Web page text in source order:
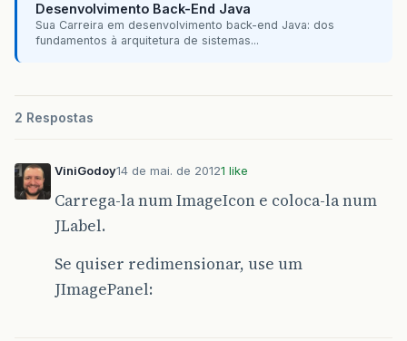
Desenvolvimento Back-End Java
Sua Carreira em desenvolvimento back-end Java: dos
fundamentos à arquitetura de sistemas...
2 Respostas
ViniGodoy14 de mai. de 20121 like
Carrega-la num ImageIcon e coloca-la num
JLabel.
Se quiser redimensionar, use um
JImagePanel: